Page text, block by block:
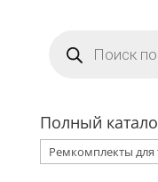
товаров
Полный